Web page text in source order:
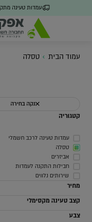
עמדות טעינה
עמוד הבית טסלה
נקה בחירה
קטגוריה
עמדות טעינה לרכב חשמלי
טסלה
אביזרים
חבילות התקנה לעמדות
שירותים נלווים
מחיר
קצב טעינה מקסימלי
צבע